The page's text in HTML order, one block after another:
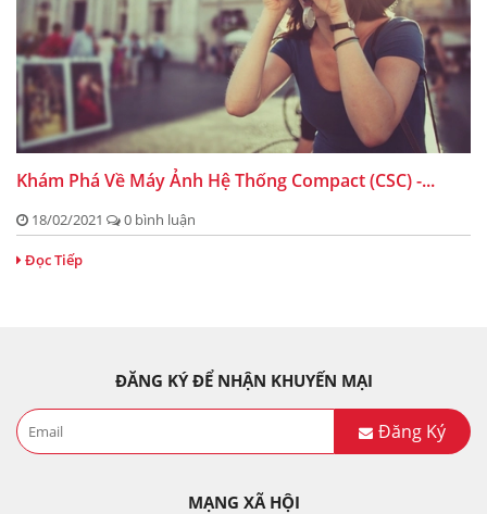
Khám Phá Về Máy Ảnh Hệ Thống Compact (CSC) -...
18/02/2021 0 bình luận
Đọc Tiếp
ĐĂNG KÝ ĐỂ NHẬN KHUYẾN MẠI
Đăng Ký
MẠNG XÃ HỘI